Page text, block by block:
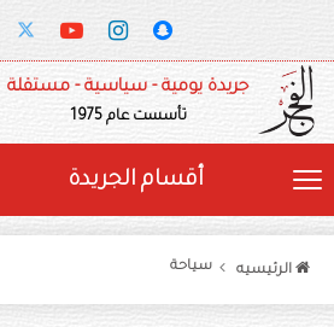
جريدة يومية - سياسية - مستقلة
تأسست عام 1975
أقسام الجريدة
الرئيسيه سياحة